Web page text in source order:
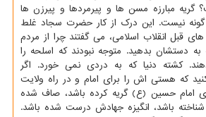
گریه مبارزه مسن ها و پیرمردها و پیرزن ها
نیست. این درک از کار حضرت سجاد غلط
قبل انقلاب اسلامی، می گفتند چرا از مردم
دستشان بدهید. متوجه نبودند که اسلحه را
کشته دنیا که به دردی نمی خورد. اگر
که هستی اش را برای امام و در راه ولایت
امام حسین (ع) گریه کرده باشد، صاف شده
باشد، انگیزه جهادش درست شده باشد.